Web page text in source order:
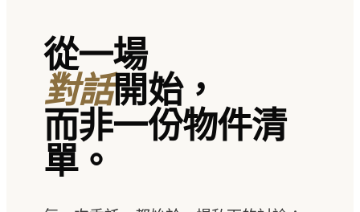
從一場
對話開始，
而非一份物件清
單。